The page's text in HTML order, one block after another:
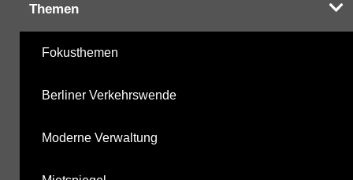
Themen
Fokusthemen
Berliner Verkehrswende
Moderne Verwaltung